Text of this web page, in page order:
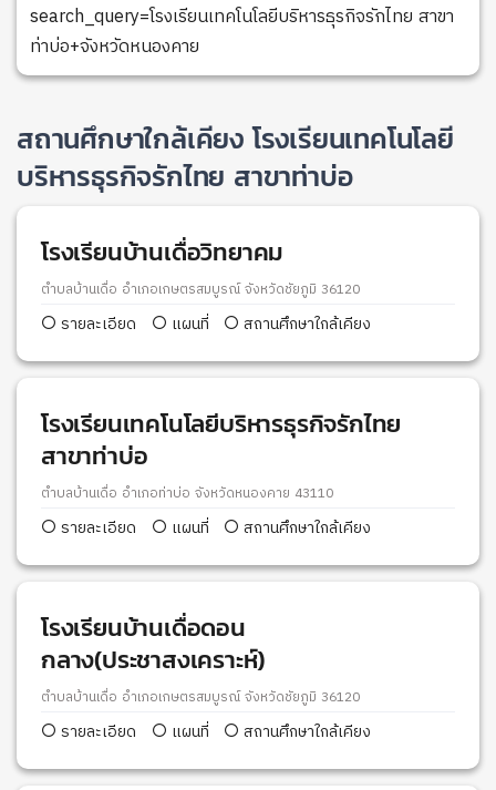
search_query=โรงเรียนเทคโนโลยีบริหารธุรกิจรักไทย สาขา
ท่าบ่อ+จังหวัดหนองคาย
สถานศึกษาใกล้เคียง โรงเรียนเทคโนโลยี
บริหารธุรกิจรักไทย สาขาท่าบ่อ
โรงเรียนบ้านเดื่อวิทยาคม
ตำบลบ้านเดื่อ อำเภอเกษตรสมบูรณ์ จังหวัดชัยภูมิ 36120
รายละเอียด แผนที่ สถานศึกษาใกล้เคียง
โรงเรียนเทคโนโลยีบริหารธุรกิจรักไทย
สาขาท่าบ่อ
ตำบลบ้านเดื่อ อำเภอท่าบ่อ จังหวัดหนองคาย 43110
รายละเอียด แผนที่ สถานศึกษาใกล้เคียง
โรงเรียนบ้านเดื่อดอน
กลาง(ประชาสงเคราะห์)
ตำบลบ้านเดื่อ อำเภอเกษตรสมบูรณ์ จังหวัดชัยภูมิ 36120
รายละเอียด แผนที่ สถานศึกษาใกล้เคียง